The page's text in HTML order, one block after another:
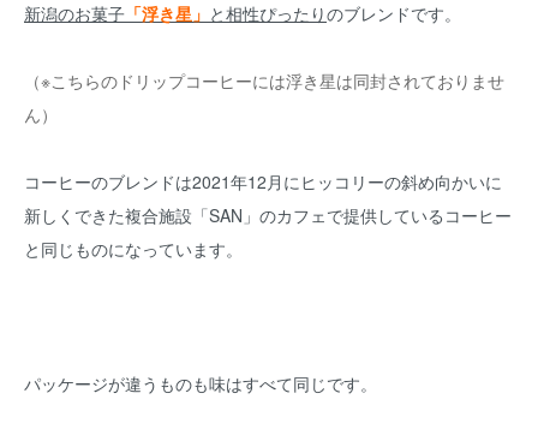
新潟のお菓子 「浮き星」 と相性ぴったりのブレンドです。
（※こちらのドリップコーヒーには浮き星は同封されておりませ
ん）
コーヒーのブレンドは2021年12月にヒッコリーの斜め向かいに
新しくできた複合施設「SAN」のカフェで提供しているコーヒー
と同じものになっています。
パッケージが違うものも味はすべて同じです。